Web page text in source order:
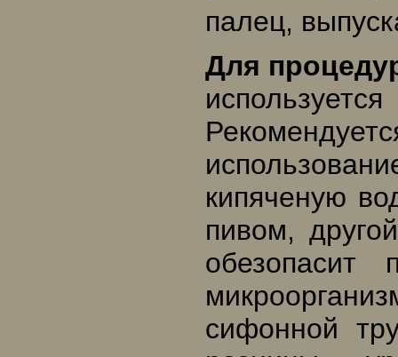
палец,
Для
кипяченую
пивом,
обезопасит
сифонной